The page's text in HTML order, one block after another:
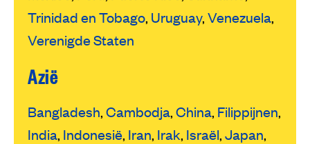
Trinidad en Tobago, Uruguay,Venezuela,
Verenigde Staten
Azië
Bangladesh,Cambodja,China, Filippijnen,
India, Indonesië, Iran, Irak, Israël,Japan,